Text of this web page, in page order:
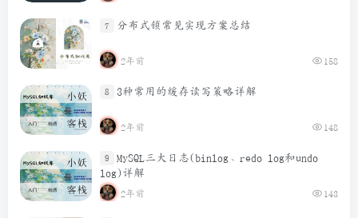
7 分布式锁常见实现方案总结
2年前 158
8 3种常用的缓存读写策略详解
2年前 148
9
MySQL三大日志(binlog、redo log和undo
log)详解
2年前 143